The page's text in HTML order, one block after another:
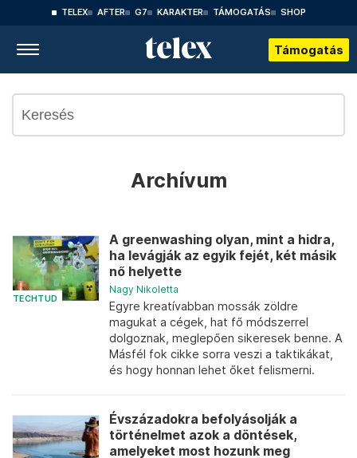
TELEX AFTER G7 KARAKTER TÁMOGATÁS SHOP
Támogatás
Archívum
TECHTUD
A greenwashing olyan, mint a hidra,
ha levágják az egyik fejét, két másik
nő helyette
Nagy Nikoletta
Egyre kreatívabban mossák zöldre
magukat a cégek, hat fő módszerrel
dolgoznak, meglepően sikeresek benne. A
Másfél fok cikke sorra veszi a taktikákat,
és hogy honnan lehet őket felismerni.
Évszázadokra befolyásolják a
történelmet azok a döntések,
amelyeket most hozunk meg